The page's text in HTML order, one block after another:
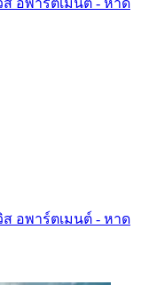
อพาร์ตเมนต์ - หาด
อพาร์ตเมนต์ - หาด